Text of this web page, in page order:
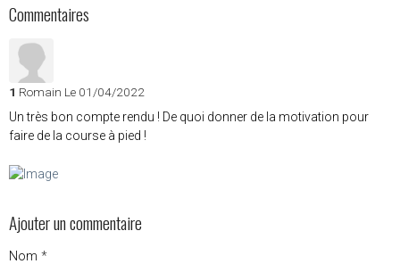
Commentaires
1 Romain Le 01/04/2022
Un très bon compte rendu ! De quoi donner de la motivation pour
faire de la course à pied !
Ajouter un commentaire
Nom